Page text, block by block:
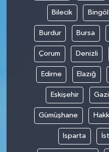
Bilecik Bingöl
Burdur Bursa
Çorum Denizli
Edirne Elazığ
Eskişehir
Gümüşhane
Isparta